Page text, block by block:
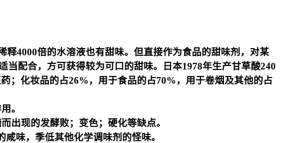
4000倍的水溶液也有甜味。但直接作为食品的甜味剂，对某
配合，方可获得较为可口的甜味。日本1978年生产甘草酸240
；化妆品的占26%，用于食品的占70%，用于卷烟及其他的占
。
现的发酵败；变色；硬化等缺点。
味，季低其他化学调味剂的怪味。